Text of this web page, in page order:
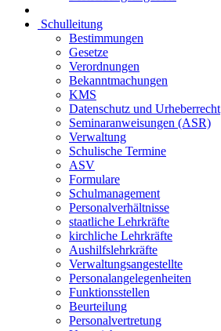
Schulleitung
Bestimmungen
Gesetze
Verordnungen
Bekanntmachungen
KMS
Datenschutz und Urheberrecht
Seminaranweisungen (ASR)
Verwaltung
Schulische Termine
ASV
Formulare
Schulmanagement
Personalverhältnisse
staatliche Lehrkräfte
kirchliche Lehrkräfte
Aushilfslehrkräfte
Verwaltungsangestellte
Personalangelegenheiten
Funktionsstellen
Beurteilung
Personalvertretung